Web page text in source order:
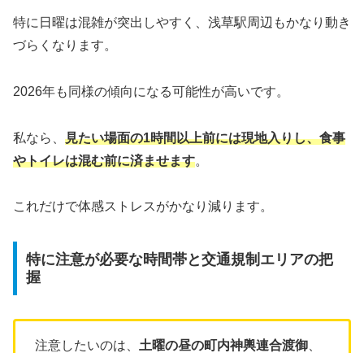
特に日曜は混雑が突出しやすく、浅草駅周辺もかなり動き
づらくなります。
2026年も同様の傾向になる可能性が高いです。
私なら、 見たい場面の1時間以上前には現地入りし、食事
やトイレは混む前に済ませます。
これだけで体感ストレスがかなり減ります。
特に注意が必要な時間帯と交通規制エリアの把
握
注意したいのは、 土曜の昼の町内神輿連合渡御